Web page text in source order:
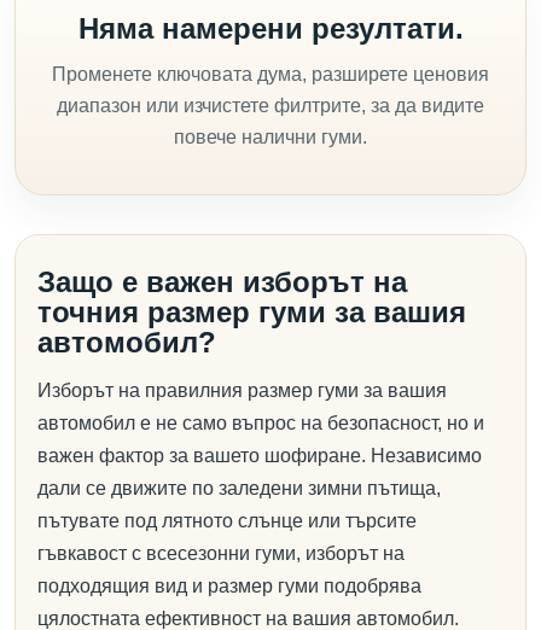
Няма намерени резултати.
Променете ключовата дума, разширете ценовия
диапазон или изчистете филтрите, за да видите
повече налични гуми.
Защо е важен изборът на
точния размер гуми за вашия
автомобил?
Изборът на правилния размер гуми за вашия
автомобил е не само въпрос на безопасност, но и
важен фактор за вашето шофиране. Независимо
дали се движите по заледени зимни пътища,
пътувате под лятното слънце или търсите
гъвкавост с всесезонни гуми, изборът на
подходящия вид и размер гуми подобрява
цялостната ефективност на вашия автомобил.